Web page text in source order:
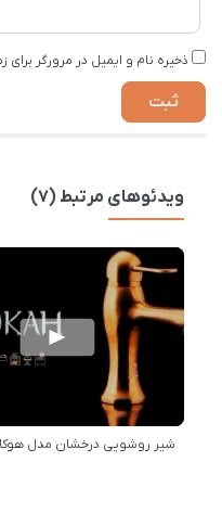
ذخیره نام و ایمیل در مرورگر
ویدئوهای مرتبط (7)
شیر روشویی درخشان مدل هوکا